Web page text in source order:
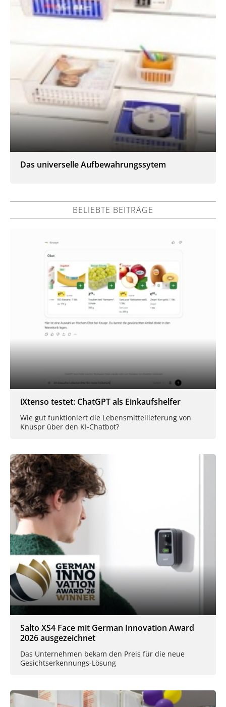
Das universelle Aufbewahrungssytem
BELIEBTE BEITRÄGE
iXtenso testet: ChatGPT als Einkaufshelfer
Wie gut funktioniert die Lebensmittellieferung von
Knuspr über den KI-Chatbot?
Salto XS4 Face mit German Innovation Award
2026 ausgezeichnet
Das Unternehmen bekam den Preis für die neue
Gesichtserkennungs-Lösung